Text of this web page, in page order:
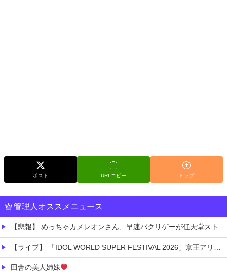
ポスト URLコピー トップ
管理人オススメニュース
【悲報】 めっちゃカメレオンさん、早速パクリゲーが任天堂ストアに登場してしまう……
【ライブ】 「IDOL WORLD SUPER FESTIVAL 2026」京王アリーナTOKYO開催決定
田舎の美人姉妹